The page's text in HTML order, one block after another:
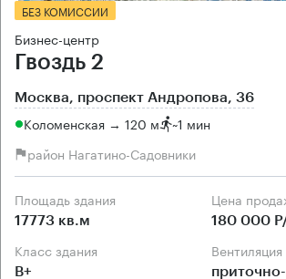
БЕЗ КОМИССИИ
Бизнес-центр
Гвоздь 2
Москва, проспект Андропова, 36
Коломенская → 120 м ~1 мин
район Нагатино-Садовники
Площадь здания
17773 кв.м
Цена
180 000
Класс здания
B+
Вентиляция